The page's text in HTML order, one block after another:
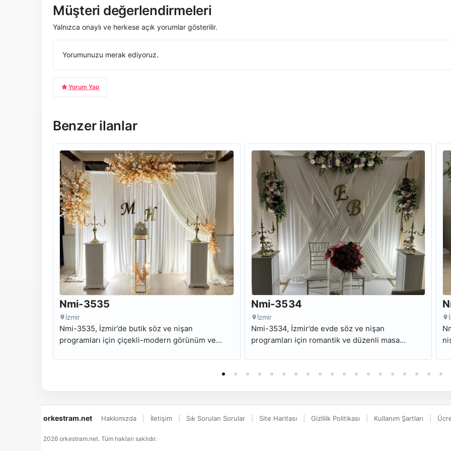
Müşteri değerlendirmeleri
Yalnızca onaylı ve herkese açık yorumlar gösterilir.
Yorumunuzu merak ediyoruz.
Yorum Yap
Benzer ilanlar
Nmi-3535
İzmir
Nmi-3535, İzmir’de butik söz ve nişan
programları için çiçekli-modern görünüm ve
Nmi-3534
İzmir
Nmi-3534, İzmir’de evde söz ve nişan
programları için romantik ve düzenli masa
orkestram.net Hakkımızda İletişim Sık Sorulan Sorular Site Haritası Gizlilik Politikası Kullanım Şartları
2026 orkestram.net. Tüm hakları saklıdır.